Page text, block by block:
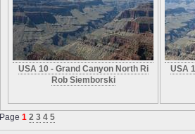
USA 10 - Grand Canyon North Ri
Rob Siemborski
USA
Page 1 2 3 4 5